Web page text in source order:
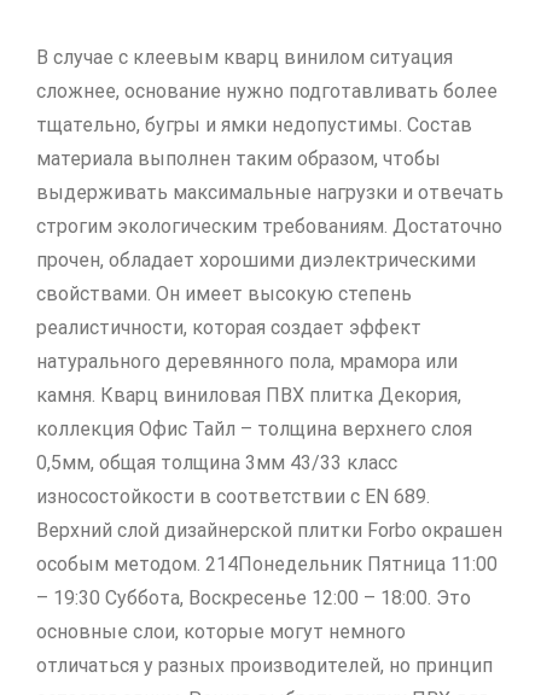
В случае с клеевым кварц винилом ситуация
сложнее, основание нужно подготавливать более
тщательно, бугры и ямки недопустимы. Состав
материала выполнен таким образом, чтобы
выдерживать максимальные нагрузки и отвечать
строгим экологическим требованиям. Достаточно
прочен, обладает хорошими диэлектрическими
свойствами. Он имеет высокую степень
реалистичности, которая создает эффект
натурального деревянного пола, мрамора или
камня. Кварц виниловая ПВХ плитка Декория,
коллекция Офис Тайл – толщина верхнего слоя
0,5мм, общая толщина 3мм 43/33 класс
износостойкости в соответствии с EN 689.
Верхний слой дизайнерской плитки Forbo окрашен
особым методом. 214Понедельник Пятница 11:00
– 19:30 Суббота, Воскресенье 12:00 – 18:00. Это
основные слои, которые могут немного
отличаться у разных производителей, но принцип